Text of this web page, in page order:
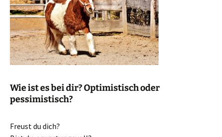
Wie ist es bei dir? Optimistisch oder
pessimistisch?
Freust du dich?